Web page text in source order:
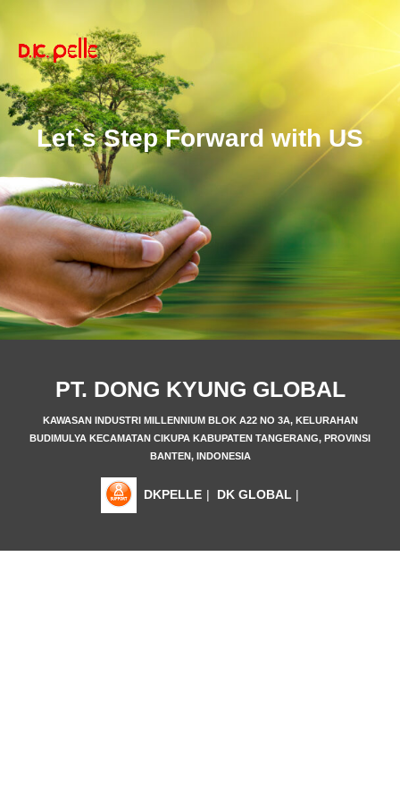
Let`s Step Forward with US
PT. DONG KYUNG GLOBAL
KAWASAN INDUSTRI MILLENNIUM BLOK A22 NO 3A, KELURAHAN
BUDIMULYA KECAMATAN CIKUPA KABUPATEN TANGERANG, PROVINSI
BANTEN, INDONESIA
DKPELLE | DK GLOBAL |